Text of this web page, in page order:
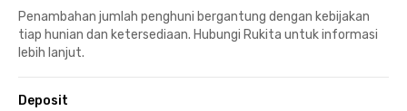
Penambahan jumlah penghuni bergantung dengan kebijakan
tiap hunian dan ketersediaan. Hubungi Rukita untuk informasi
lebih lanjut.
Deposit